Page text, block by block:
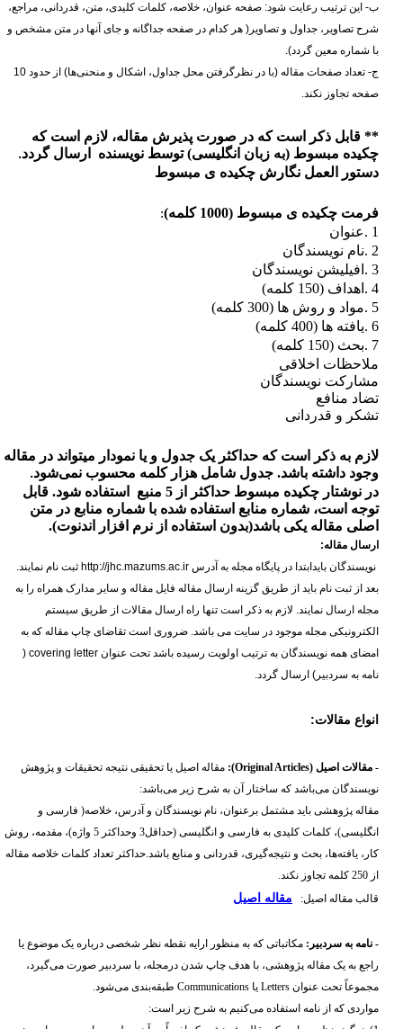
ب- این ترتیب رعایت شود: صفحه عنوان، خلاصه، کلمات کلیدی، متن، قدردانی، مراجع،
شرح تصاویر، جداول و تصاویر( هر کدام در صفحه جداگانه و جای آنها در متن مشخص و
با شماره معین گردد).
ج- تعداد صفحات مقاله (با در نظرگرفتن محل جداول، اشکال و منحنی‌ها) از حدود 10
صفحه تجاوز نکند.
** قابل ذکر است که در صورت پذیرش مقاله، لازم است که
چکیده مبسوط (به زبان انگلیسی) توسط نویسنده ارسال گردد .
دستور العمل نگارش چکیده ی مبسوط
فرمت چکیده ی مبسوط (1000 کلمه) :
عنوان
نام نویسندگان
افیلیشن نویسندگان
اهداف ( 150کلمه)
مواد و روش ها (300کلمه)
یافته ها (400کلمه)
بحث (150کلمه)
ملاحظات اخلاقی
مشارکت نویسندگان
تضاد منافع
تشکر و قدردانی
لازم به ذکر است که حداکثر یک جدول و یا نمودار میتواند در مقاله
وجود داشته باشد. جدول شامل هزار کلمه محسوب نمی‌شود.
در نوشتار چکیده مبسوط حداکثر از 5 منبع استفاده شود. قابل
توجه است، شماره منابع استفاده شده با شماره منابع در متن
اصلی مقاله یکی باشد(بدون استفاده از نرم افزار اندنوت).
ارسال مقاله:
نویسندگان بایدابتدا در پایگاه مجله به آدرسhttp://jhc.mazums.ac.ir ثبت نام نمایند.
بعد از ثبت نام باید از طریق گزینه ارسال مقاله فایل مقاله و سایر مدارک همراه را به
مجله ارسال نمایند. لازم به ذکر است تنها راه ارسال مقالات از طریق سیستم
الکترونیکی مجله موجود در سایت می باشد. ضروری است تقاضای چاپ مقاله که به
امضای همه نویسندگان به ترتیب اولویت رسیده باشد تحت عنوان covering letter
(
نامه به سردبیر) ارسال گردد.
انواع مقالات:
- مقالات اصیل (Original Articles
):مقاله اصیل یا تحقیقی نتیجه تحقیقات و پژوهش
نویسندگان می‌باشد که ساختار آن به شرح زیر می‌باشد:
مقاله پژوهشی باید مشتمل برعنوان، نام نویسندگان و آدرس، خلاصه( فارسی و
انگلیسی)، کلمات کلیدی به فارسی و انگلیسی (حداقل3 وحداکثر 5 واژه)، مقدمه، روش
کار، یافته‌ها، بحث و نتیجه‌گیری، قدردانی و منابع باشد.حداکثر تعداد کلمات خلاصه مقاله
قالب مقاله اصیل: مقاله اصیل
- نامه به سردبیر: مکاتباتی که به منظور ارایه نقطه نظر شخصی درباره یک موضوع یا
راجع به یک مقاله پژوهشی، با هدف چاپ شدن درمجله، با سردبیر صورت می‌گیرد،
مجموعاً تحت عنوان Letters یا Communications طبقه‌بندی می‌شود.
مواردی که از نامه استفاده می‌کنیم به شرح زیر است: